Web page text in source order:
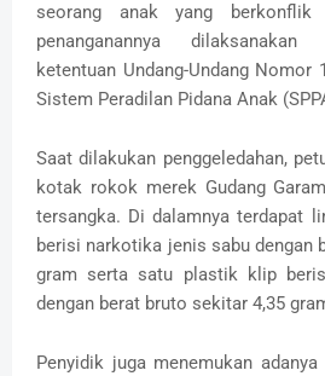
seorang anak yang berkonflik
penanganannya dilaksanakan
ketentuan Undang-Undang Nomor
Sistem Peradilan Pidana Anak
Saat dilakukan penggeledahan,
kotak rokok merek Gudang
tersangka. Di dalamnya terdapat
berisi narkotika jenis sabu dengan
gram serta satu plastik klip
dengan berat bruto sekitar 4,35
Penyidik juga menemukan